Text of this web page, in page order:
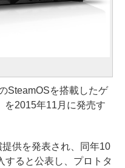
SteamOSを搭載したゲ
を2015年11月に発売す
供を発表され、同年10
すると公表し、プロトタ